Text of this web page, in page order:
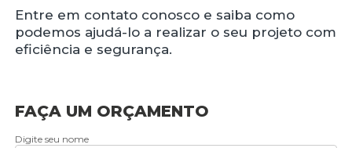
Entre em contato conosco e saiba como
podemos ajudá-lo a realizar o seu projeto com
eficiência e segurança.
FAÇA UM ORÇAMENTO
Digite seu nome